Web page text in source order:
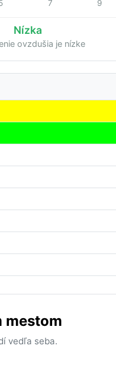
7 9
Nízka
ovzdušia je nízke
mestom
vedľa seba.